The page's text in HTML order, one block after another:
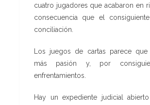
cuatro jugadores que acabaron en
consecuencia que el
conciliación.
Los juegos de cartas parece que
más pasión y, por
enfrentamientos.
Hay un expediente judicial